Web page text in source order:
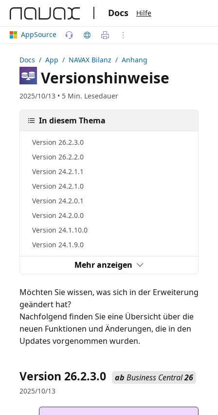
| Docs Hilfe
AppSource
Docs / App / NAVAX Bilanz / Anhang
Versionshinweise
2025/10/13 • 5 Min. Lesedauer
In diesem Thema
Version 26.2.3.0
Version 26.2.2.0
Version 24.2.1.1
Version 24.2.1.0
Version 24.2.0.1
Version 24.2.0.0
Version 24.1.10.0
Version 24.1.9.0
Mehr anzeigen
Möchten Sie wissen, was sich in der Erweiterung
geändert hat?
Nachfolgend finden Sie eine Übersicht über die
neuen Funktionen und Änderungen, die in den
Updates vorgenommen wurden.
Version 26.2.3.0 ab Business Central26
2025/10/13